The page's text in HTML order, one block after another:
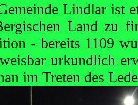
Lindlar ist
Land zu
- bereits 1109
urkundlich
im Treten des